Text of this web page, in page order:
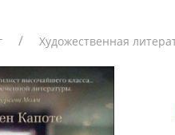
Художественная